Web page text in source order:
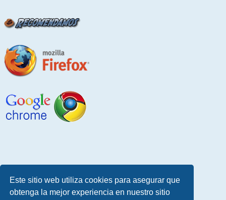
Este sitio web utiliza cookies para asegurar que
obtenga la mejor experiencia en nuestro sitio